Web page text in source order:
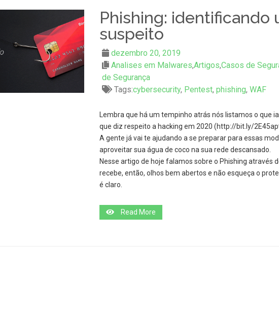
Phishing: identificando
suspeito
dezembro 20, 2019
Analises em Malwares,Artigos,Casos de
de Segurança
Tags:cybersecurity, Pentest, phishing, WAF
Lembra que há um tempinho atrás nós listamos o que
que diz respeito a hacking em 2020 (http://bit.ly/
A gente já vai te ajudando a se preparar para essas
aproveitar sua água de coco na sua rede descansado.
Nesse artigo de hoje falamos sobre o Phishing através
recebe, então, olhos bem abertos e não esqueça o
é claro.
Read More